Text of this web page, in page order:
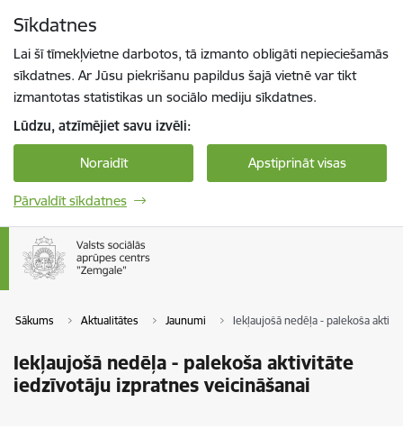
Sīkdatnes
Lai šī tīmekļvietne darbotos, tā izmanto obligāti nepieciešamās
sīkdatnes. Ar Jūsu piekrišanu papildus šajā vietnē var tikt
izmantotas statistikas un sociālo mediju sīkdatnes.
Lūdzu, atzīmējiet savu izvēli:
Noraidīt Apstiprināt visas
Pārvaldīt sīkdatnes
Sākums Aktualitātes Jaunumi Iekļaujošā nedēļa - palekoša
Iekļaujošā nedēļa - palekoša aktivitāte
iedzīvotāju izpratnes veicināšanai